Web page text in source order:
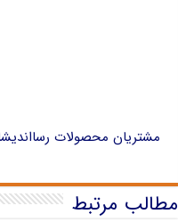
مشتریان محصولات
مطالب مرتبط